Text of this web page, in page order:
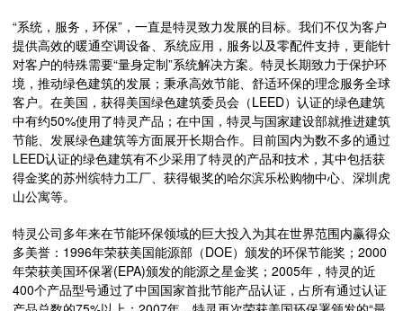
“系统，服务，环保”，一直是特灵致力发展的目标。我们不仅为客户
提供高效的暖通空调设备、系统应用，服务以及零配件支持，更能针
对客户的特殊需要“量身定制”系统解决方案。特灵长期致力于保护环
境，推动绿色建筑的发展；秉承高效节能、舒适环保的理念服务全球
客户。在美国，获得美国绿色建筑委员会（LEED）认证的绿色建筑
中有约50%使用了特灵产品；在中国，特灵与国家建设部就推进建筑
节能、发展绿色建筑等方面展开长期合作。目前国内为数不多的通过
LEED认证的绿色建筑有不少采用了特灵的产品和技术，其中包括获
得金奖的苏州缤特力工厂、获得银奖的哈尔滨乐松购物中心、深圳虎
山公寓等。
特灵公司多年来在节能环保领域的巨大投入为其在世界范围内赢得众
多美誉：1996年荣获美国能源部（DOE）颁发的环保节能奖；2000
年荣获美国环保署(EPA)颁发的能源之星金奖；2005年，特灵的近
400个产品型号通过了中国国家首批节能产品认证，占所有通过认证